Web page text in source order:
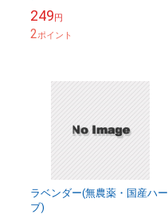
249円
2ポイント
ラベンダー(無農薬・国産ハー
ブ)